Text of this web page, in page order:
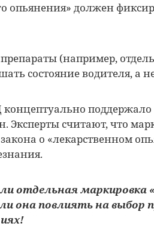
опьянения» должен
(например,
состояние водителя, а
поддержало
Эксперты считают, что
о «лекарственном
отдельная маркировка
она повлиять на выбор